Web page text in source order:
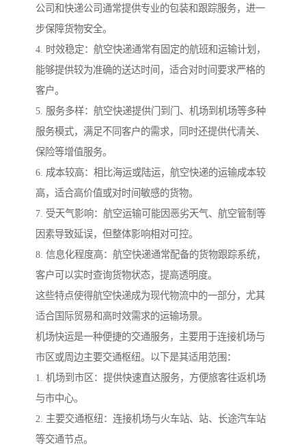
公司和快递公司通常提供专业的包装和跟踪服务，进一
步保障货物安全。
4. 时效稳定：航空快递通常有固定的航班和运输计划，
能够提供较为准确的送达时间，适合对时间要求严格的
客户。
5. 服务多样：航空快递提供门到门、机场到机场等多种
服务模式，满足不同客户的需求，同时还提供代清关、
保险等增值服务。
6. 成本较高：相比海运或陆运，航空快递的运输成本较
高，适合高价值或对时间敏感的货物。
7. 受天气影响：航空运输可能因恶劣天气、航空管制等
因素导致延误，但整体影响相对可控。
8. 信息化程度高：航空快递通常配备的货物跟踪系统，
客户可以实时查询货物状态，提高透明度。
这些特点使得航空快递成为现代物流中的一部分，尤其
适合国际贸易和高时效需求的运输场景。
机场快运是一种便捷的交通服务，主要用于连接机场与
市区或周边主要交通枢纽。以下是其适用范围：
1. 机场到市区：提供快速直达服务，方便旅客往返机场
与市中心。
2. 主要交通枢纽：连接机场与火车站、站、长途汽车站
等交通节点。